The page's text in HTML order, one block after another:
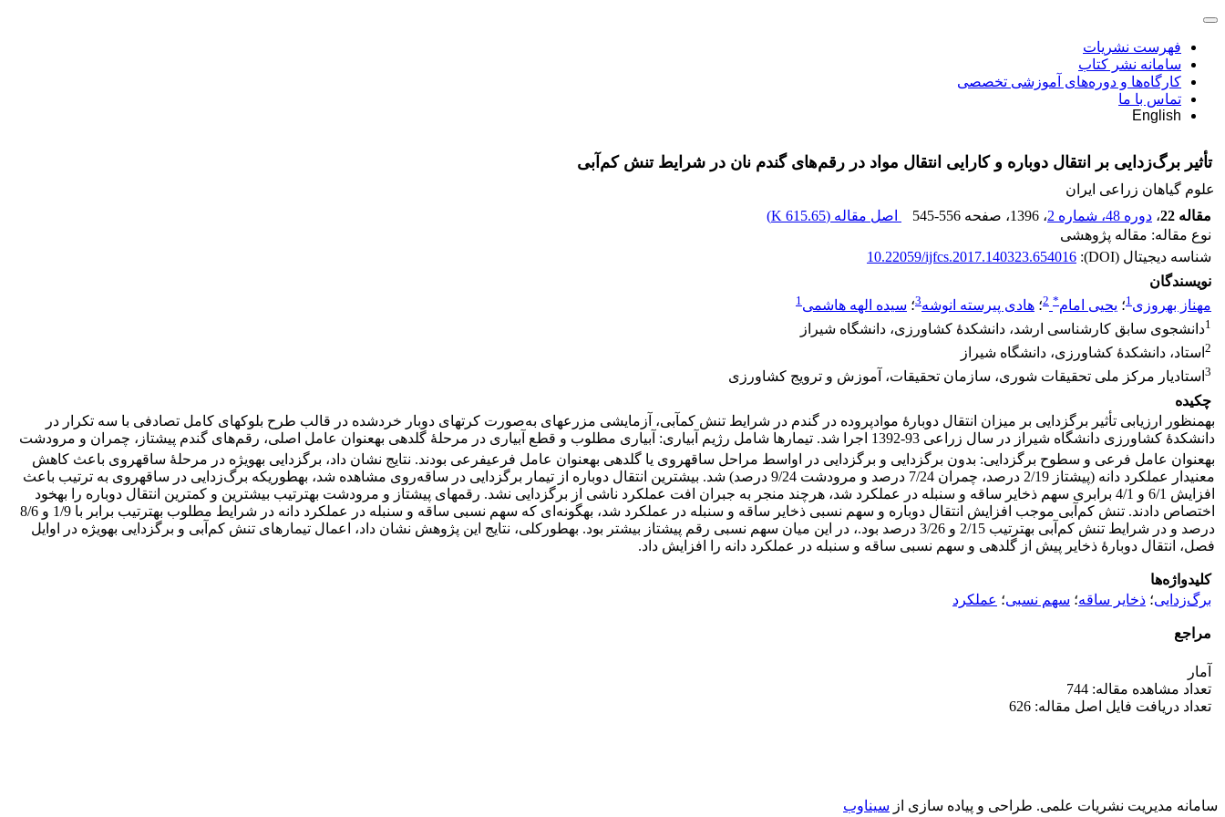
فهرست نشریات
سامانه نشر کتاب
کارگاه‌ها و دوره‌های آموزشی تخصصی
تماس با ما
English
تأثیر برگ‌زدایی بر انتقال دوباره و کارایی انتقال مواد در رقم‌های گندم نان در شرایط تنش کم‌آبی
علوم گیاهان زراعی ایران
مقاله 22
، دوره 48، شماره 2 ، 1396 ، صفحه 545-556 اصل مقاله (615.65 K
)
نوع مقاله: مقاله پژوهشی
شناسه دیجیتال (DOI):
10.22059/ijfcs.2017.140323.654016
نویسندگان
مهناز بهروزی1؛ یحیی امام*
2؛ هادی پیرسته انوشه3؛ سیده الهه هاشمی1
1دانشجوی سابق کارشناسی ارشد، دانشکدۀ کشاورزی، دانشگاه شیراز
2 استاد، دانشکدۀ کشاورزی، دانشگاه شیراز
3 استادیار مرکز ملی تحقیقات شوری، سازمان تحقیقات، آموزش و ترویج کشاورزی
چکیده
به­منظور ارزیابی تأثیر برگ­زدایی بر میزان انتقال­ دوبارۀ موادپروده در گندم در ­شرایط تنش کم­آبی، آزمایشی مزرعه­ای به‌صورت کرت­های دوبار خردشده در قالب طرح بلوک­های کامل تصادفی با سه تکرار در
دانشکدۀ کشاورزی دانشگاه شیراز در سال زراعی 93-1392 اجرا شد. تیمارها شامل رژیم آبیاری: آبیاری مطلوب و قطع آبیاری در مرحلۀ گلدهی به
عنوان عامل اصلی، رقم‌های گندم پیشتاز، چمران و مرودشت
به­عنوان عامل فرعی و سطوح برگ­زدایی: بدون برگ­زدایی و برگ­زدایی در اواسط مراحل ساقه­روی یا گلدهی به­عنوان عامل فرعی­فرعی بودند. نتایج نشان داد، برگ­زدایی به­ویژه در مرحلۀ ساقه­روی باعث کاهش
معنی­دار عملکرد دانه (پیشتاز 2/19 درصد، چمران 7/24 درصد و مرودشت 9/24 درصد) شد. بیشترین انتقال دوباره از تیمار برگ­زدایی در ساقه‌روی مشاهده شد، به­طوری­که برگ‌زدایی در ساقه­روی به ترتیب باعث
افزایش 6/1 و 4/1 برابری سهم ذخایر ساقه و سنبله در عملکرد شد، هرچند منجر به جبران افت عملکرد ناشی از برگ­زدایی نشد. رقم­های پیشتاز و مرودشت به­ترتیب بیشترین و کمترین انتقال دوباره را به­خود
اختصاص دادند. تنش کم‌آبی موجب افزایش انتقال دوباره و سهم نسبی ذخایر ساقه و سنبله در عملکرد شد، به­گونه‌ای­ که سهم نسبی ساقه و سنبله در عملکرد دانه در شرایط مطلوب به­ترتیب برابر با 1/9 و 8/6
درصد و در شرایط تنش کم‌آبی به­ترتیب 2/15 و 3/26 درصد بود.، در این میان سهم نسبی رقم پیشتاز بیشتر بود. به­طورکلی، نتایج این پژوهش نشان داد، اعمال تیمارهای تنش کم‌آبی و برگ­زدایی به­ویژه در اوایل
فصل، انتقال دوبارۀ ذخایر پیش از گلدهی و سهم نسبی ساقه و سنبله در عملکرد دانه را افزایش داد.
کلیدواژه‌ها
برگ‌زدایی؛ ذخایر ساقه؛ سهم نسبی؛ عملکرد
مراجع
آمار
تعداد مشاهده مقاله: 744
تعداد دریافت فایل اصل مقاله: 626
سامانه مدیریت نشریات علمی. طراحی و پیاده سازی از سیناوب